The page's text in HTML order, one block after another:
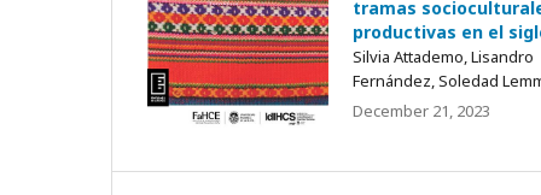
tramas
productivas en el
Silvia Attademo, Lisandro
Fernández, Soledad
December 21, 2023